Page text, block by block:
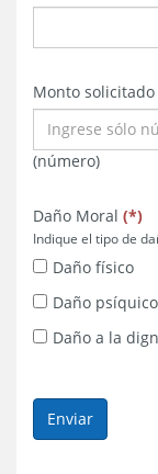
Monto solicitado
(número)
Daño Moral (*)
Indique el tipo de
Daño físico
Daño psíquico
Daño a la